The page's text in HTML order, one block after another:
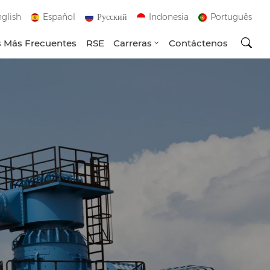
Español Русский Indonesia Português
Frecuentes RSE Carreras Contáctenos